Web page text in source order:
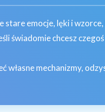
stare emocje, lęki i
świadomie chcesz
własne mechanizmy,